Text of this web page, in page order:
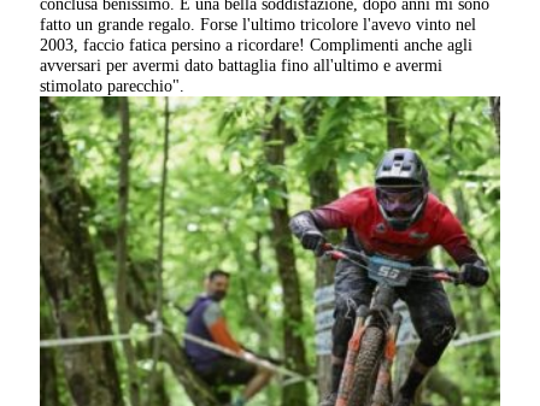
fatto un grande regalo. Forse l'ultimo tricolore l'avevo vinto nel
2003, faccio fatica persino a ricordare! Complimenti anche agli
avversari per avermi dato battaglia fino all'ultimo e avermi
stimolato parecchio".